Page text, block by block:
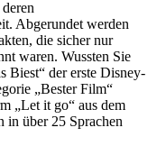
Abgerundet werden
die sicher nur
waren. Wussten Sie
Biest“ der erste Disney-
„Bester Film“
„Let it go“ aus dem
in über 25 Sprachen